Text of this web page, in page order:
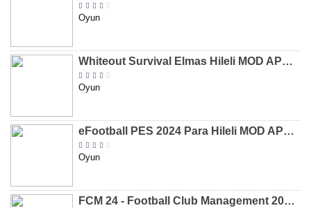
Oyun
Whiteout Survival Elmas Hileli MOD APK indir [v1.13.1]
Oyun
eFootball PES 2024 Para Hileli MOD APK indir [v8.2.0]
Oyun
FCM 24 - Football Club Management 2024 Para Hileli MOD APK indir [v1.0.4]